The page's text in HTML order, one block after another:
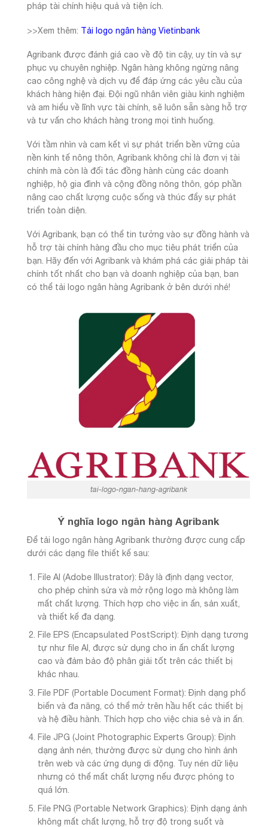
pháp tài chính hiệu quả và tiện ích.
>>Xem thêm: Tải logo ngân hàng Vietinbank
Agribank được đánh giá cao về độ tin cậy, uy tín và sự
phục vụ chuyên nghiệp. Ngân hàng không ngừng nâng
cao công nghệ và dịch vụ để đáp ứng các yêu cầu của
khách hàng hiện đại. Đội ngũ nhân viên giàu kinh nghiệm
và am hiểu về lĩnh vực tài chính, sẽ luôn sẵn sàng hỗ trợ
và tư vấn cho khách hàng trong mọi tình huống.
Với tầm nhìn và cam kết vì sự phát triển bền vững của
nền kinh tế nông thôn, Agribank không chỉ là đơn vị tài
chính mà còn là đối tác đồng hành cùng các doanh
nghiệp, hộ gia đình và cộng đồng nông thôn, góp phần
nâng cao chất lượng cuộc sống và thúc đẩy sự phát
triển toàn diện.
Với Agribank, bạn có thể tin tưởng vào sự đồng hành và
hỗ trợ tài chính hàng đầu cho mục tiêu phát triển của
bạn. Hãy đến với Agribank và khám phá các giải pháp tài
chính tốt nhất cho bạn và doanh nghiệp của bạn, ban
có thể tải logo ngân hàng Agribank ở bên dưới nhé!
tai-logo-ngan-hang-agribank
Ý nghĩa logo ngân hàng Agribank
Để tải logo ngân hàng Agribank thường được cung cấp
dưới các dạng file thiết kế sau:
File AI (Adobe Illustrator): Đây là định dạng vector,
cho phép chỉnh sửa và mở rộng logo mà không làm
mất chất lượng. Thích hợp cho việc in ấn, sản xuất,
và thiết kế đa dạng.
File EPS (Encapsulated PostScript): Định dạng tương
tự như file AI, được sử dụng cho in ấn chất lượng
cao và đảm bảo độ phân giải tốt trên các thiết bị
khác nhau.
File PDF (Portable Document Format): Định dạng phổ
biến và đa năng, có thể mở trên hầu hết các thiết bị
và hệ điều hành. Thích hợp cho việc chia sẻ và in ấn.
File JPG (Joint Photographic Experts Group): Định
dạng ảnh nén, thường được sử dụng cho hình ảnh
trên web và các ứng dụng di động. Tuy nén dữ liệu
nhưng có thể mất chất lượng nếu được phóng to
quá lớn.
File PNG (Portable Network Graphics): Định dạng ảnh
không mất chất lượng, hỗ trợ độ trong suốt và